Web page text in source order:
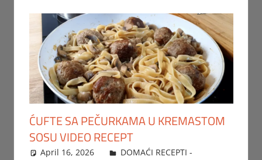
ĆUFTE SA PEČURKAMA U KREMASTOM
SOSU VIDEO RECEPT
April 16, 2026 FTorgAdmin
DOMAĆI RECEPTI -